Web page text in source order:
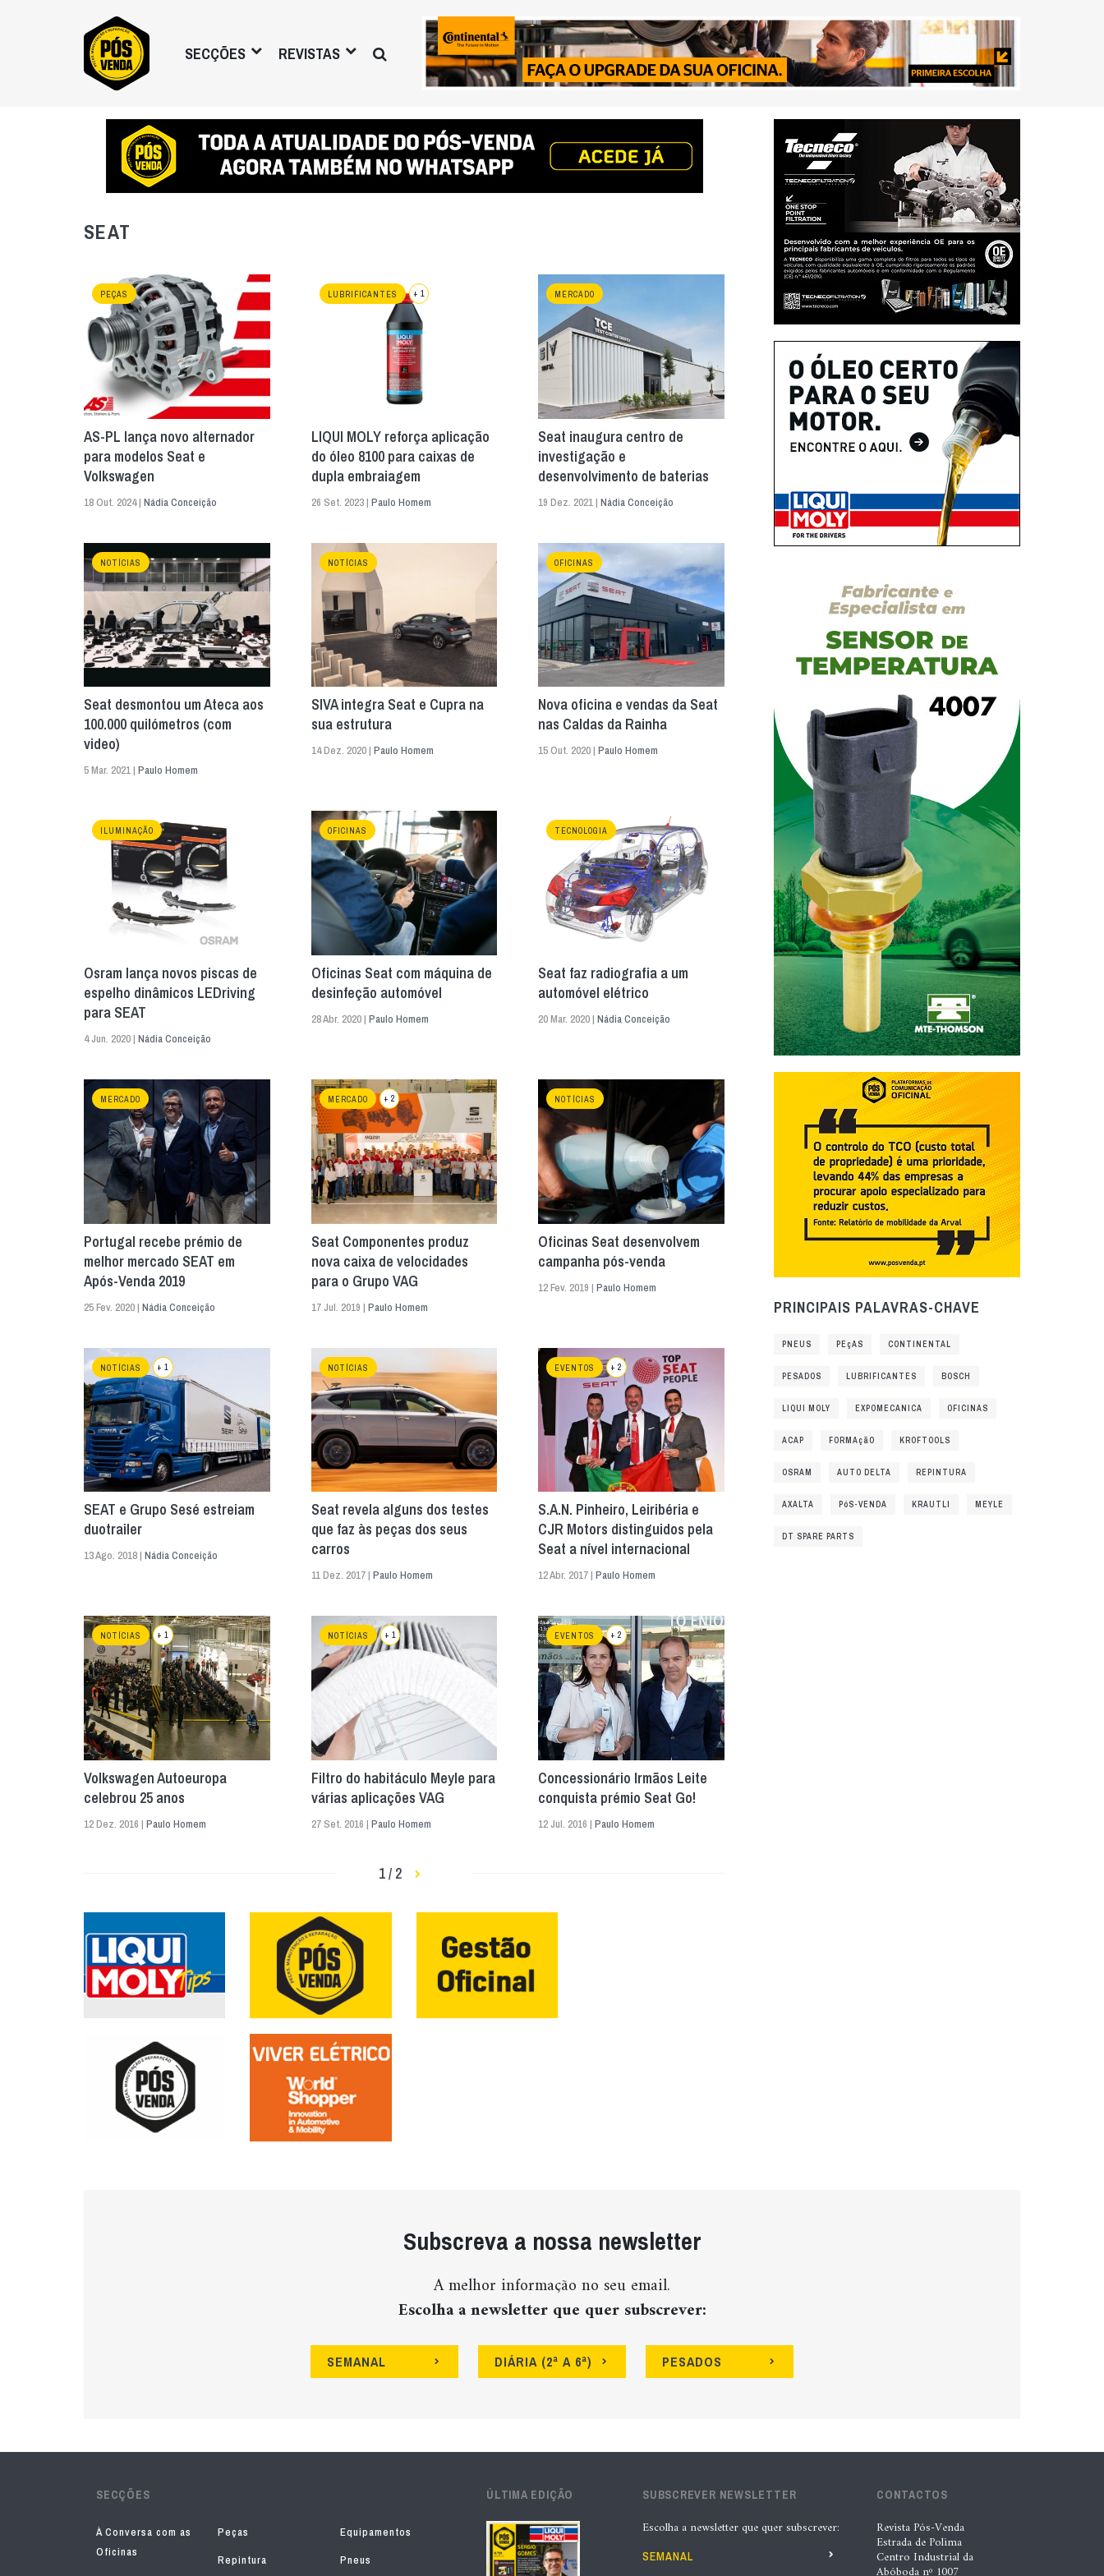
SECÇÕES REVISTAS
SEAT
PEÇAS
AS-PL lança novo alternador
para modelos Seat e
Volkswagen
18 Out. 2024 | Nádia Conceição
LUBRIFICANTES + 1
LIQUI MOLY reforça aplicação
do óleo 8100 para caixas de
dupla embraiagem
26 Set. 2023 | Paulo Homem
MERCADO
Seat inaugura centro de
investigação e
desenvolvimento de baterias
19 Dez. 2021 |Nádia Conceição
NOTÍCIAS
Seat desmontou um Ateca aos
100.000 quilómetros (com
video)
5 Mar. 2021 | Paulo Homem
NOTÍCIAS
SIVA integra Seat e Cupra na
sua estrutura
14 Dez. 2020 | Paulo Homem
OFICINAS
Nova oficina e vendas da Seat
nas Caldas da Rainha
15 Out. 2020 |Paulo Homem
ILUMINAÇÃO
Osram lança novos piscas de
espelho dinâmicos LEDriving
para SEAT
4 Jun. 2020 | Nádia Conceição
OFICINAS
Oficinas Seat com máquina de
desinfeção automóvel
28 Abr. 2020 | Paulo Homem
TECNOLOGIA
Seat faz radiografia a um
automóvel elétrico
20 Mar. 2020 |Nádia Conceição
MERCADO
Portugal recebe prémio de
melhor mercado SEAT em
Após-Venda 2019
25 Fev. 2020 | Nádia Conceição
MERCADO + 2
Seat Componentes produz
nova caixa de velocidades
para o Grupo VAG
17 Jul. 2019 | Paulo Homem
NOTÍCIAS
Oficinas Seat desenvolvem
campanha pós-venda
12 Fev. 2019 |Paulo Homem
NOTÍCIAS + 1
SEAT e Grupo Sesé estreiam
duotrailer
13 Ago. 2018 | Nádia Conceição
NOTÍCIAS
Seat revela alguns dos testes
que faz às peças dos seus
carros
11 Dez. 2017 | Paulo Homem
EVENTOS + 2
S.A.N. Pinheiro, Leiribéria e
CJR Motors distinguidos pela
Seat a nível internacional
12 Abr. 2017 |Paulo Homem
NOTÍCIAS + 1
Volkswagen Autoeuropa
celebrou 25 anos
12 Dez. 2016 | Paulo Homem
NOTÍCIAS + 1
Filtro do habitáculo Meyle para
várias aplicações VAG
27 Set. 2016 | Paulo Homem
EVENTOS + 2
Concessionário Irmãos Leite
conquista prémio Seat Go!
12 Jul. 2016 |Paulo Homem
1 / 2
PRINCIPAIS PALAVRAS-CHAVE
PNEUS PEçAS CONTINENTAL
PESADOS LUBRIFICANTES BOSCH
LIQUI MOLY EXPOMECANICA OFICINAS
ACAP FORMAçãO KROFTOOLS
OSRAM AUTO DELTA REPINTURA
AXALTA PóS-VENDA KRAUTLI MEYLE
DT SPARE PARTS
Subscreva a nossa newsletter
A melhor informação no seu email.
Escolha a newsletter que quer subscrever:
SEMANAL DIÁRIA (2ª A 6ª) PESADOS
SECÇÕES
À Conversa com as
Oficinas
Peças
Equipamentos
Repintura
Pneus
ÚLTIMA EDIÇÃO SUBSCREVER NEWSLETTER
Escolha a newsletter que quer subscrever:
SEMANAL
CONTACTOS
Revista Pós-Venda
Estrada de Polima
Centro Industrial da